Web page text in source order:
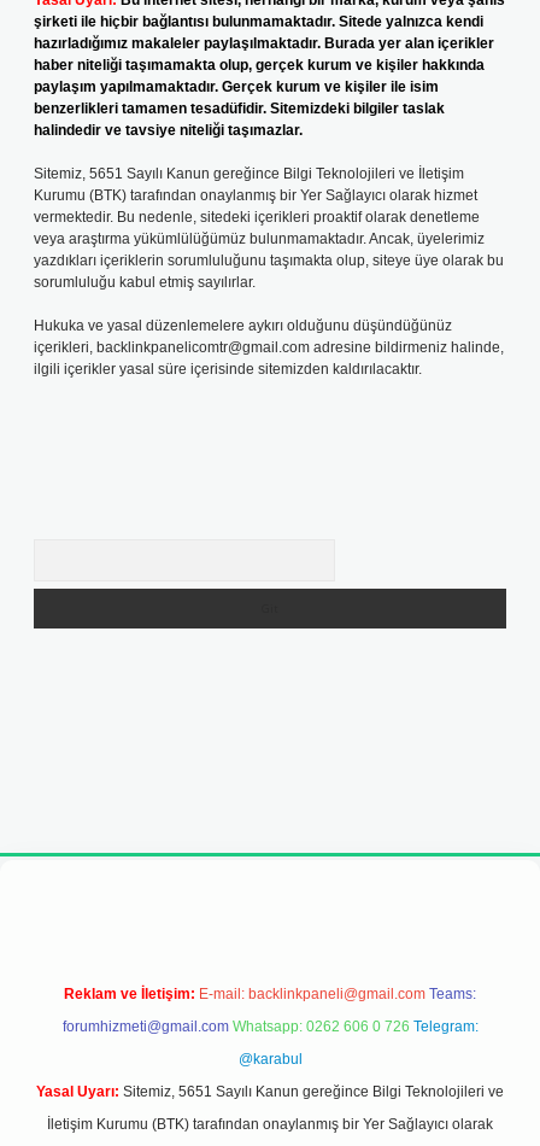
şirketi ile hiçbir bağlantısı bulunmamaktadır. Sitede yalnızca kendi
hazırladığımız makaleler paylaşılmaktadır. Burada yer alan içerikler
haber niteliği taşımamakta olup, gerçek kurum ve kişiler hakkında
paylaşım yapılmamaktadır. Gerçek kurum ve kişiler ile isim
benzerlikleri tamamen tesadüfidir. Sitemizdeki bilgiler taslak
halindedir ve tavsiye niteliği taşımazlar.
Sitemiz, 5651 Sayılı Kanun gereğince Bilgi Teknolojileri ve İletişim
Kurumu (BTK) tarafından onaylanmış bir Yer Sağlayıcı olarak hizmet
vermektedir. Bu nedenle, sitedeki içerikleri proaktif olarak denetleme
veya araştırma yükümlülüğümüz bulunmamaktadır. Ancak, üyelerimiz
yazdıkları içeriklerin sorumluluğunu taşımakta olup, siteye üye olarak bu
sorumluluğu kabul etmiş sayılırlar.
Hukuka ve yasal düzenlemelere aykırı olduğunu düşündüğünüz
içerikleri, backlinkpanelicomtr@gmail.com adresine bildirmeniz halinde,
ilgili içerikler yasal süre içerisinde sitemizden kaldırılacaktır.
Reklam ve İletişim: E-mail: backlinkpaneli@gmail.com Teams:
forumhizmeti@gmail.com Whatsapp: 0262 606 0 726 Telegram:
@karabul
Yasal Uyarı: Sitemiz, 5651 Sayılı Kanun gereğince Bilgi Teknolojileri ve
İletişim Kurumu (BTK) tarafından onaylanmış bir Yer Sağlayıcı olarak